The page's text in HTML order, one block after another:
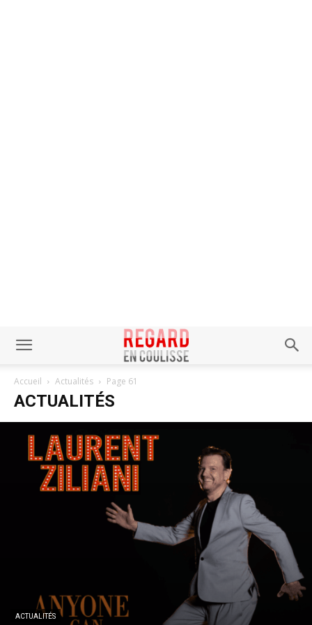
Accueil Actualités Page 61
ACTUALITÉS
ACTUALITÉS